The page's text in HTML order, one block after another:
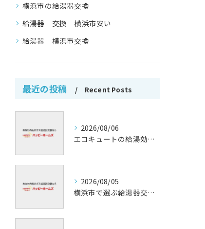
横浜市の給湯器交換
給湯器 交換 横浜市安い
給湯器 横浜市交換
最近の投稿 Recent Posts
2026/08/06
エコキュートの給湯効率と省エネ効果
2026/08/05
横浜市で選ぶ給湯器交換の口コミ分析